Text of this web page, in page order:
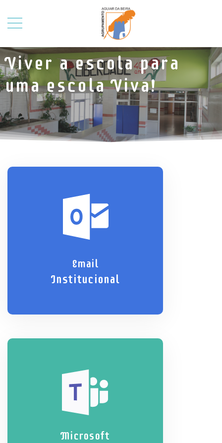
Viver a escola para
uma escola Viva!
Email
Institucional
Microsoft